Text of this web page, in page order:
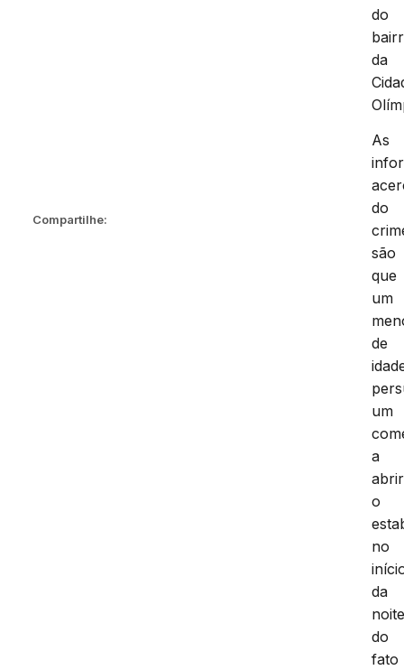
Compartilhe:
do
da
As
do
são
que
um
de
um
a
abrir
o
no
da
do
fato